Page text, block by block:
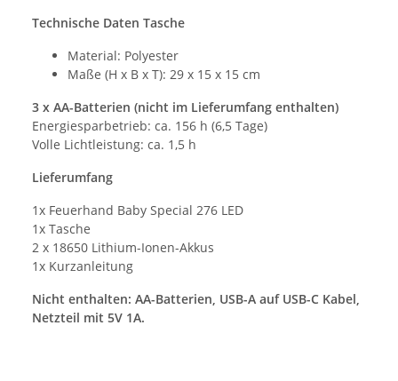
Technische Daten Tasche
Material: Polyester
Maße (H x B x T): 29 x 15 x 15 cm
3 x AA-Batterien (nicht im Lieferumfang enthalten)
Energiesparbetrieb: ca. 156 h (6,5 Tage)
Volle Lichtleistung: ca. 1,5 h
Lieferumfang
1x Feuerhand Baby Special 276 LED
1x Tasche
2 x 18650 Lithium-Ionen-Akkus
1x Kurzanleitung
Nicht enthalten: AA-Batterien, USB-A auf USB-C Kabel,
Netzteil mit 5V 1A.